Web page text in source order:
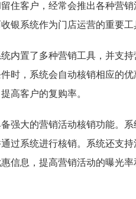
住客户，经常会推出各种营
银系统作为门店运营的重要
内置了多种营销工具，并支
时，系统会自动核销相应的
高客户的复购率。
强大的营销活动核销功能。
过系统进行核销。系统还支
信息，提高营销活动的曝光率